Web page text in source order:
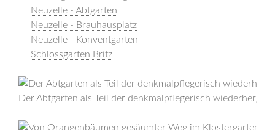
Neuzelle - Abtgarten
Neuzelle - Brauhausplatz
Neuzelle - Konventgarten
Schlossgarten Britz
Der Abtgarten als Teil der denkmalpflegerisch